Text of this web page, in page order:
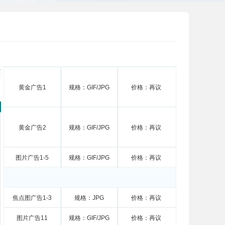
黄金广告1 规格：GIF/JPG 价格：再议
黄金广告2 规格：GIF/JPG 价格：再议
图片广告1-5 规格：GIF/JPG 价格：再议
焦点图广告1-3 规格：JPG 价格：再议
图片广告11 规格：GIF/JPG 价格：再议